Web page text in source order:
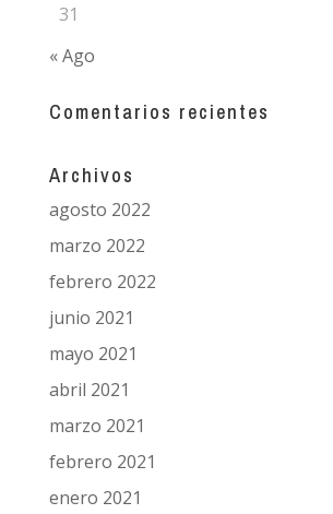
31
« Ago
Comentarios recientes
Archivos
agosto 2022
marzo 2022
febrero 2022
junio 2021
mayo 2021
abril 2021
marzo 2021
febrero 2021
enero 2021